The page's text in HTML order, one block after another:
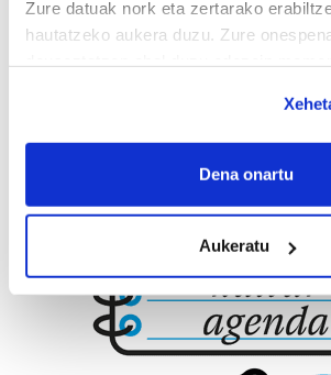
Zure datuak nork eta zertarako
hautatzeko aukera duzu. Zure
If you allow, we would also like to:
Collect information about your
Identify your device by actively
specific characteristics
Find out more about how your personal
and set your preferences in thedetails
Dena onartu
Aukeratu